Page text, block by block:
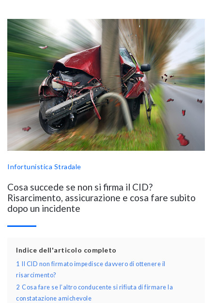
Infortunistica Stradale
Cosa succede se non si firma il CID?
Risarcimento, assicurazione e cosa fare subito
dopo un incidente
Indice dell'articolo completo
1
Il CID non firmato impedisce davvero di ottenere il
risarcimento?
2 Cosa fare se l’altro conducente si rifiuta di firmare la
constatazione amichevole